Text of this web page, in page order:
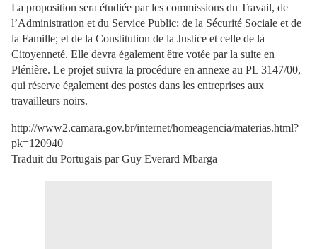
La proposition sera étudiée par les commissions du Travail, de
l’Administration et du Service Public; de la Sécurité Sociale et de
la Famille; et de la Constitution de la Justice et celle de la
Citoyenneté. Elle devra également être votée par la suite en
Plénière. Le projet suivra la procédure en annexe au PL 3147/00,
qui réserve également des postes dans les entreprises aux
travailleurs noirs.
http://www2.camara.gov.br/internet/homeagencia/materias.html?
pk=120940
Traduit du Portugais par Guy Everard Mbarga